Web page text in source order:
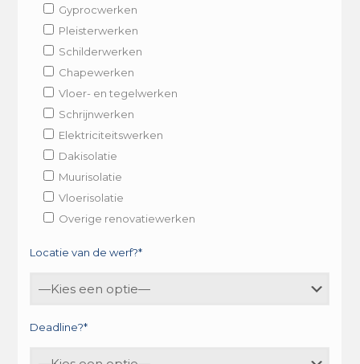
Gyprocwerken
Pleisterwerken
Schilderwerken
Chapewerken
Vloer- en tegelwerken
Schrijnwerken
Elektriciteitswerken
Dakisolatie
Muurisolatie
Vloerisolatie
Overige renovatiewerken
Locatie van de werf?*
Deadline?*